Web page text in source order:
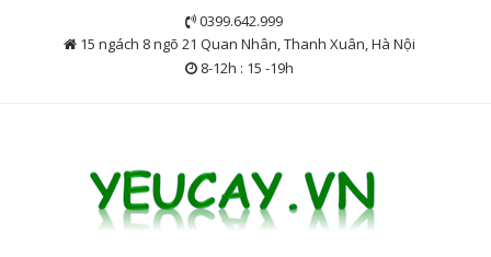
0399.642.999
15 ngách 8 ngõ 21 Quan Nhân, Thanh Xuân, Hà Nội
8-12h : 15 -19h